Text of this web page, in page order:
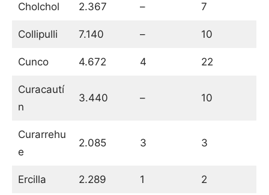
Cholchol 2.367 – 7
Collipulli 7.140 – 10
Cunco 4.672 4 22
Curacautí
n
3.440 – 10
Curarrehu
e
2.085 3 3
Ercilla 2.289 1 2